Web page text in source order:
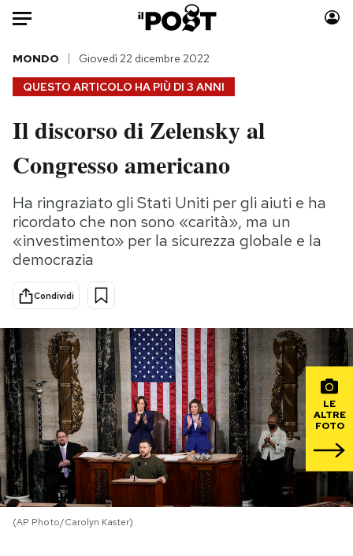
Auto
HOME
Italia
Politica
Tecnologia
Internet
Scienza
Cultura
Economia
Moda
Consumismi
Storie/Idee
Ok Boomer!
Media
PODCAST
NEWSLETTER
I MIEI PREFERITI
QUESTO ARTICOLO HA PIÙ DI 3 ANNI
MONDO Giovedì 22 dicembre 2022
Il discorso di Zelensky al
Congresso americano
Ha ringraziato gli Stati Uniti per gli aiuti e ha
ricordato che non sono «carità», ma un
«investimento» per la sicurezza globale e la
democrazia
Condividi
LE
ALTRE
FOTO
(AP Photo/Carolyn Kaster)